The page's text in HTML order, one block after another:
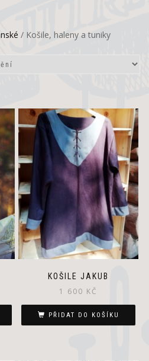
/ Košile, haleny a tuniky
This
product
has
variants.
The
options
may
be
chosen
on
the
KOŠILE JAKUB
1 600 KČ
PŘIDAT DO KOŠÍKU